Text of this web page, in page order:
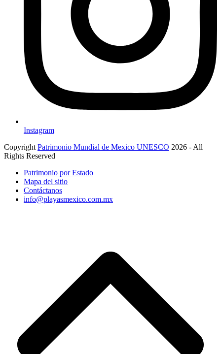
Instagram
Copyright Patrimonio Mundial de Mexico UNESCO 2026 - All
Rights Reserved
Patrimonio por Estado
Mapa del sitio
Contáctanos
info@playasmexico.com.mx